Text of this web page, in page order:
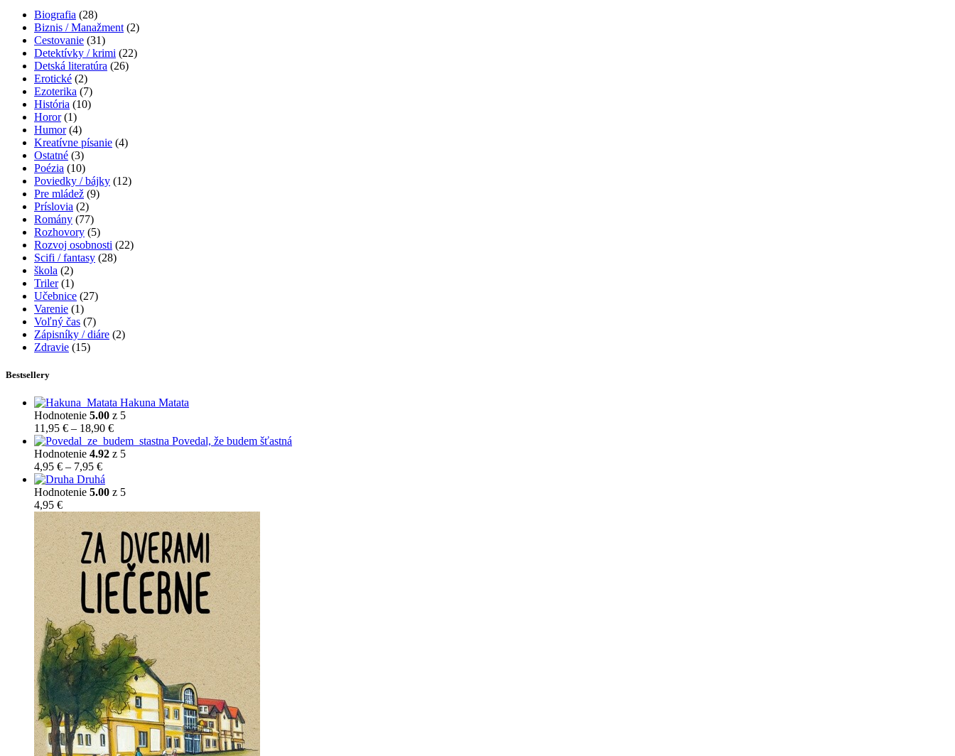
Biografia (28)
Biznis / Manažment (2)
Cestovanie (31)
Detektívky / krimi (22)
Detská literatúra (26)
Erotické (2)
Ezoterika (7)
História (10)
Horor (1)
Humor (4)
Kreatívne písanie (4)
Ostatné (3)
Poézia (10)
Poviedky / bájky (12)
Pre mládež (9)
Príslovia (2)
Romány (77)
Rozhovory (5)
Rozvoj osobnosti (22)
Scifi / fantasy (28)
škola (2)
Triler (1)
Učebnice (27)
Varenie (1)
Voľný čas (7)
Zápisníky / diáre (2)
Zdravie (15)
Bestsellery
Hakuna Matata
Hodnotenie 5.00 z 5
11,95 € – 18,90 €Price
range:
11,95 €
Povedal, že budem šťastná
Hodnotenie 4.92 z 5
4,95 € – 7,95 €Price
range:
4,95 €
7,95 €
Druhá
Hodnotenie 5.00 z 5
4,95 €